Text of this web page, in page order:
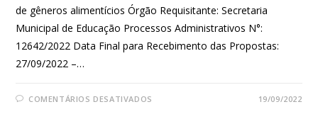
de gêneros alimentícios Órgão Requisitante: Secretaria
Municipal de Educação Processos Administrativos N°:
12642/2022 Data Final para Recebimento das Propostas:
27/09/2022 –…
COMENTÁRIOS DESATIVADOS 19/09/2022